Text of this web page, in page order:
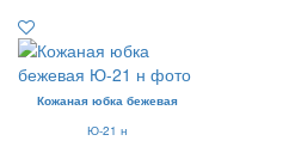
Кожаная юбка бежевая
Ю-21 н